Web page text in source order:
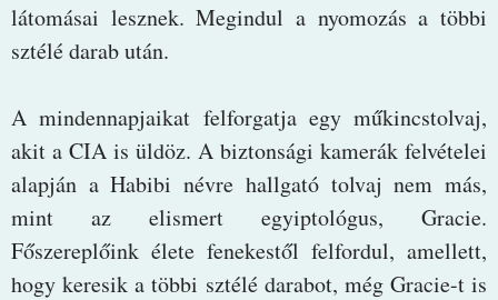
látomásai lesznek. Megindul a nyomozás a többi
sztélé darab után.
A mindennapjaikat felforgatja egy műkincstolvaj,
akit a CIA is üldöz. A biztonsági kamerák felvételei
alapján a Habibi névre hallgató tolvaj nem más,
mint az elismert egyiptológus, Gracie.
Főszereplőink élete fenekestől felfordul, amellett,
hogy keresik a többi sztélé darabot, még Gracie-t is